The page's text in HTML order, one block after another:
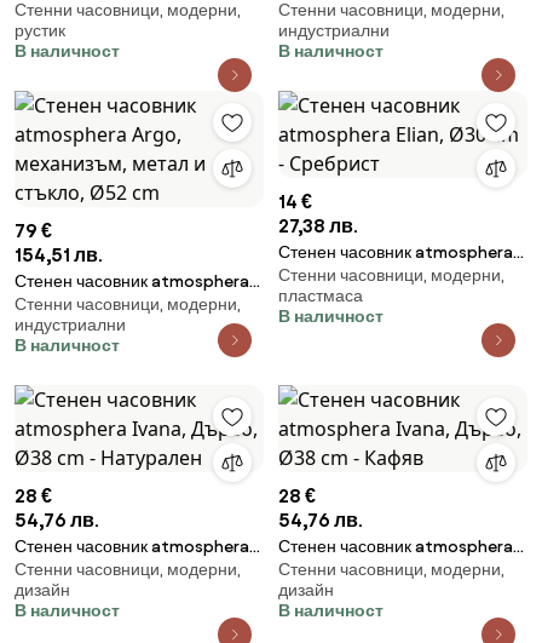
Ivana, Дърво, Ø55 cm -
Натурален
Стенни часовници, модерни,
рустик
В наличност
Dorian, Ø65 см, Дърво и метал
Стенни часовници, модерни,
индустриални
В наличност
79 €
154,51 лв.
Стенен часовник atmosphera
Argo, механизъм, метал и
стъкло, Ø52 cm
Стенни часовници, модерни,
индустриални
В наличност
14 €
27,38 лв.
Стенен часовник atmosphera
Elian, Ø30 cm - Сребрист
Стенни часовници, модерни,
пластмаса
В наличност
28 €
54,76 лв.
Стенен часовник atmosphera
Ivana, Дърво, Ø38 cm -
Натурален
Стенни часовници, модерни,
дизайн
В наличност
28 €
54,76 лв.
Стенен часовник atmosphera
Ivana, Дърво, Ø38 cm - Кафяв
Стенни часовници, модерни,
дизайн
В наличност